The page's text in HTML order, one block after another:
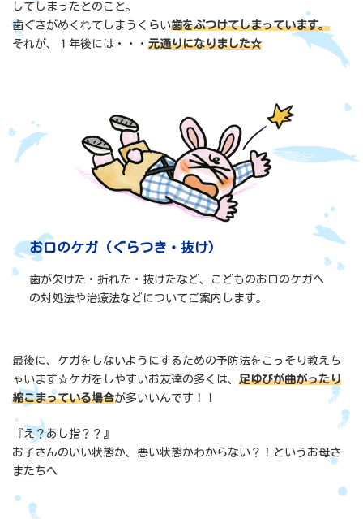
してしまったとのこと。
歯ぐきがめくれてしまうくらい歯をぶつけてしまっています。
それが、１年後には・・・ 元通りになりました☆
お口のケガ（ぐらつき・抜け）
歯が欠けた・折れた・抜けたなど、こどものお口のケガへ
の対処法や治療法などについてご案内します。
最後に、ケガをしないようにするための予防法をこっそり教えち
ゃいます☆ケガをしやすいお友達の多くは、 足ゆびが曲がったり
縮こまっている場合が多いいんです！！
『え？あし指？？』
お子さんのいい状態か、悪い状態かわからない？！というお母さ
またちへ